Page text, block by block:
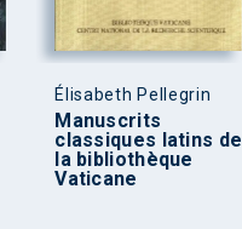
Élisabeth Pellegrin
Manuscrits
classiques latins de
la bibliothèque
Vaticane